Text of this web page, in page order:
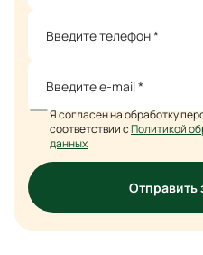
Я согласен на обработку
соответствии сПолитикой
данных
Отправить